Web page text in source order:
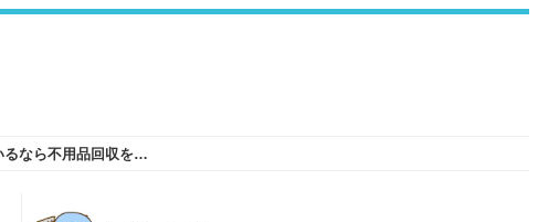
ガスストーブの処分を大阪で考えているなら不用品回収を活用しよう